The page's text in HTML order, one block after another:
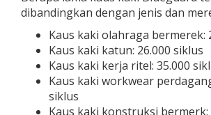
dibandingkan dengan jenis dan
Kaus kaki olahraga bermerek:
Kaus kaki katun: 26.000 siklus
Kaus kaki kerja ritel: 35.000
Kaus kaki workwear
siklus
Kaus kaki konstruksi bermerk: